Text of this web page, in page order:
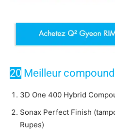
20 Meilleur
3D One 400 Hybrid
Sonax Perfect Finish
Rupes)